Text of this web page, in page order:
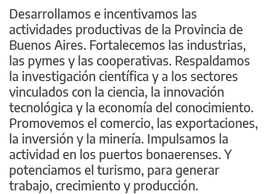
Desarrollamos e incentivamos las
actividades productivas de la Provincia de
Buenos Aires. Fortalecemos las industrias,
las pymes y las cooperativas. Respaldamos
la investigación científica y a los sectores
vinculados con la ciencia, la innovación
tecnológica y la economía del conocimiento.
Promovemos el comercio, las exportaciones,
la inversión y la minería. Impulsamos la
actividad en los puertos bonaerenses. Y
potenciamos el turismo, para generar
trabajo, crecimiento y producción.